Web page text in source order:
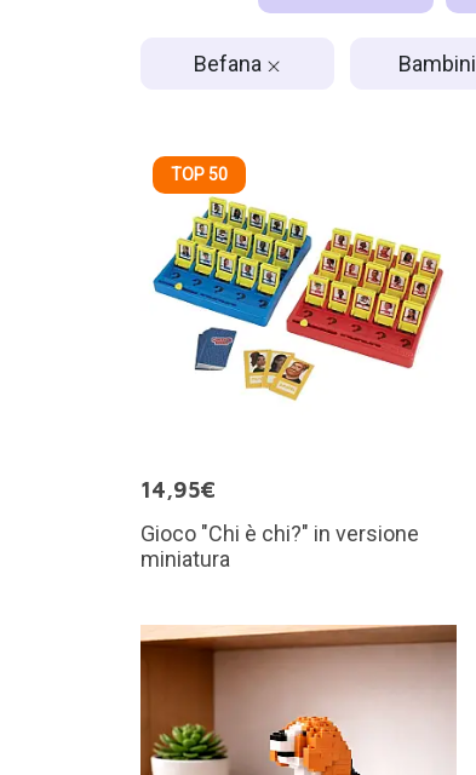
Befana Bambini
TOP 50
14,95€
Gioco "Chi è chi?" in versione
miniatura